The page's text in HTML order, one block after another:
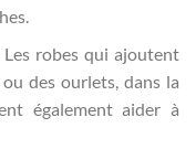
robes qui ajoutent
des ourlets, dans la
également aider à